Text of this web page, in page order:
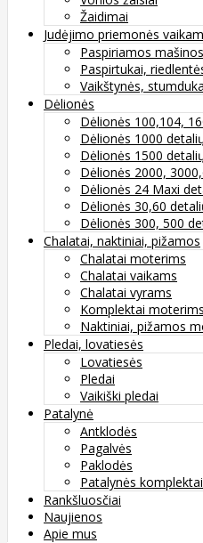
Žaidimai
Judėjimo priemonės
Paspiriamos mašinos
Paspirtukai,
Vaikštynės,
Dėlionės
Dėlionės 100,104,
Dėlionės 1000
Dėlionės 1500
Dėlionės 2000,
Dėlionės 24 Maxi
Dėlionės 30,60
Dėlionės 300, 500
Chalatai, naktiniai, pižamos
Chalatai moterims
Chalatai vaikams
Chalatai vyrams
Komplektai
Naktiniai, pižamos
Pledai, lovatiesės
Lovatiesės
Pledai
Vaikiški pledai
Patalynė
Antklodės
Pagalvės
Paklodės
Patalynės komplektai
Rankšluosčiai
Naujienos
Apie mus